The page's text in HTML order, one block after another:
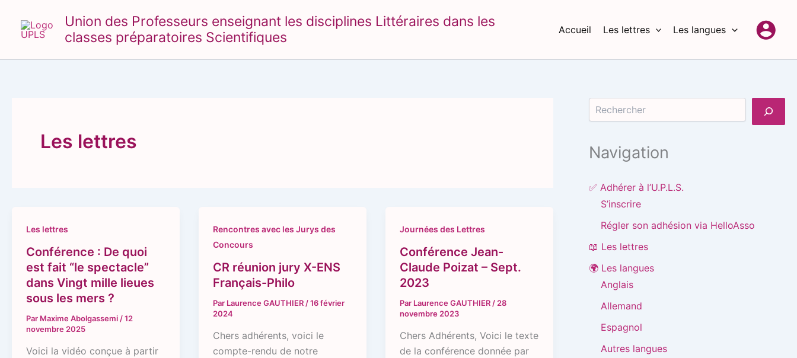
contenu
Union des Professeurs enseignant les disciplines Littéraires dans les
classes préparatoires Scientifiques
Accueil Les lettres Les langues
Les lettres
Les lettres
Conférence : De quoi
est fait “le spectacle”
dans Vingt mille lieues
sous les mers ?
Par Maxime Abolgassemi /12
novembre 2025
Voici la vidéo conçue à partir
Rencontres avec les Jurys des
Concours
CR réunion jury X-ENS
Français-Philo
Par Laurence GAUTHIER /16 février
2024
Chers adhérents, voici le
compte-rendu de notre
Journées des Lettres
Conférence Jean-
Claude Poizat – Sept.
2023
Par Laurence GAUTHIER / 28
novembre 2023
Chers Adhérents, Voici le texte
de la conférence donnée par
Rechercher
Navigation
✅ Adhérer à l’U.P.L.S.
S’inscrire
Régler son adhésion via HelloAsso
📖 Les lettres
🌍 Les langues
Anglais
Allemand
Espagnol
Autres langues